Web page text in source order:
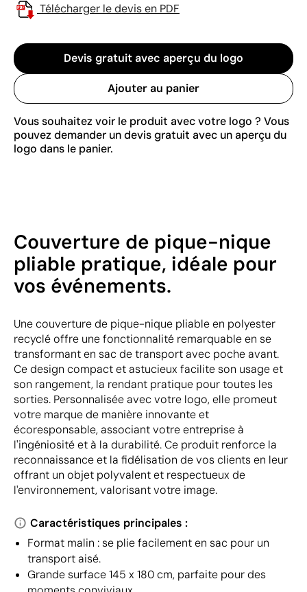
Télécharger le devis en PDF
Devis gratuit avec aperçu du logo
Ajouter au panier
Vous souhaitez voir le produit avec votre logo ? Vous
pouvez demander un devis gratuit avec un aperçu du
logo dans le panier.
Couverture de pique-nique
pliable pratique, idéale pour
vos événements.
Une couverture de pique-nique pliable en polyester
recyclé offre une fonctionnalité remarquable en se
transformant en sac de transport avec poche avant.
Ce design compact et astucieux facilite son usage et
son rangement, la rendant pratique pour toutes les
sorties. Personnalisée avec votre logo, elle promeut
votre marque de manière innovante et
écoresponsable, associant votre entreprise à
l'ingéniosité et à la durabilité. Ce produit renforce la
reconnaissance et la fidélisation de vos clients en leur
offrant un objet polyvalent et respectueux de
l'environnement, valorisant votre image.
Caractéristiques principales :
Format malin : se plie facilement en sac pour un
transport aisé.
Grande surface 145 x 180 cm, parfaite pour des